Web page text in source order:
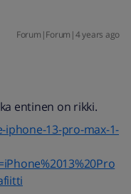
Forum|Forum|4 years ago
entinen on rikki.
13-pro-max-1-